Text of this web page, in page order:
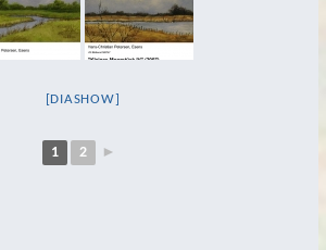
[DIASHOW]
1 2 ►